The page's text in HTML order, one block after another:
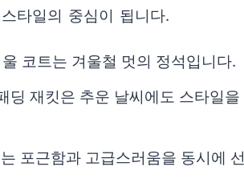
타일의 중심이 됩니다.
코트는 겨울철 멋의 정석입니다.
딩 재킷은 추운 날씨에도 스타일을
포근함과 고급스러움을 동시에 선